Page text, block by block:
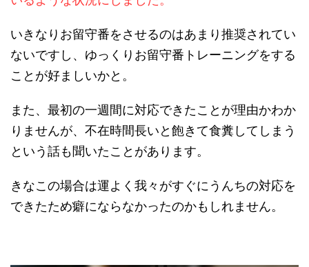
いきなりお留守番をさせるのはあまり推奨されてい
ないですし、ゆっくりお留守番トレーニングをする
ことが好ましいかと。
また、最初の一週間に対応できたことが理由かわか
りませんが、不在時間長いと飽きて食糞してしまう
という話も聞いたことがあります。
きなこの場合は運よく我々がすぐにうんちの対応を
できたため癖にならなかったのかもしれません。